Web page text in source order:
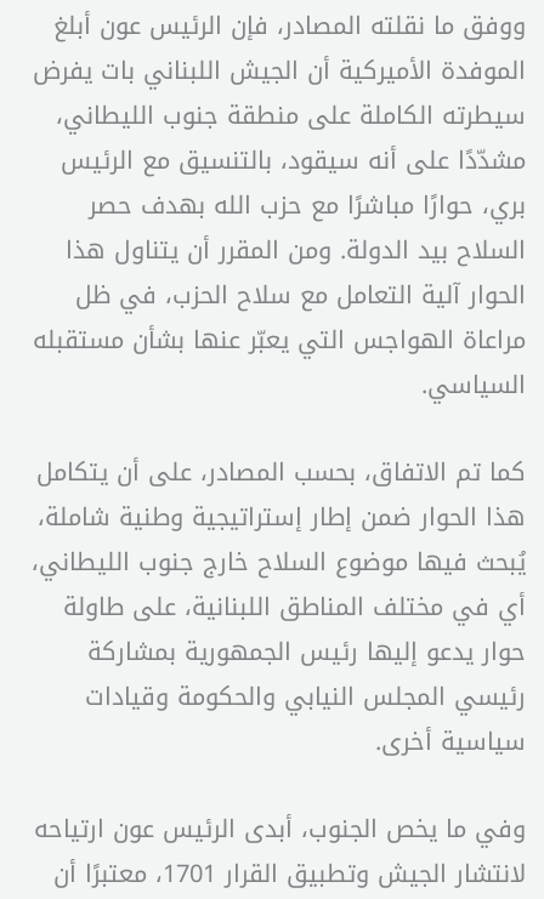
ووفق ما نقلته المصادر، فإن الرئيس عون أبلغ
الموفدة الأميركية أن الجيش اللبناني بات يفرض
سيطرته الكاملة على منطقة جنوب الليطاني،
مشدّدًا على أنه سيقود، بالتنسيق مع الرئيس
بري، حوارًا مباشرًا مع حزب الله بهدف حصر
السلاح بيد الدولة. ومن المقرر أن يتناول هذا
الحوار آلية التعامل مع سلاح الحزب، في ظل
مراعاة الهواجس التي يعبّر عنها بشأن مستقبله
السياسي.
كما تم الاتفاق، بحسب المصادر، على أن يتكامل
هذا الحوار ضمن إطار إستراتيجية وطنية شاملة،
يُبحث فيها موضوع السلاح خارج جنوب الليطاني،
أي في مختلف المناطق اللبنانية، على طاولة
حوار يدعو إليها رئيس الجمهورية بمشاركة
رئيسي المجلس النيابي والحكومة وقيادات
سياسية أخرى.
وفي ما يخص الجنوب، أبدى الرئيس عون ارتياحه
لانتشار الجيش وتطبيق القرار 1701، معتبرًا أن